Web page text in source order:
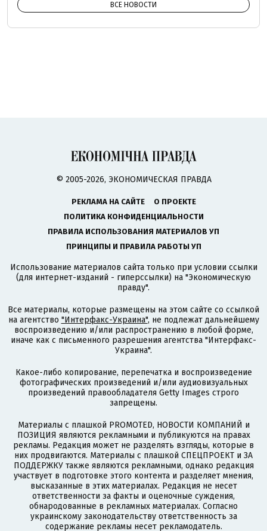
ВСЕ НОВОСТИ
© 2005-2026, ЭКОНОМИЧЕСКАЯ ПРАВДА
РЕКЛАМА НА САЙТЕ
О ПРОЕКТЕ
ПОЛИТИКА КОНФИДЕНЦИАЛЬНОСТИ
ПРАВИЛА ИСПОЛЬЗОВАНИЯ МАТЕРИАЛОВ УП
ПРИНЦИПЫ И ПРАВИЛА РАБОТЫ УП
Использование материалов сайта только при условии ссылки
(для интернет-изданий - гиперссылки) на "Экономическую
правду".
Все материалы, которые размещены на этом сайте со ссылкой
на агентство "Интерфакс-Украина", не подлежат дальнейшему
воспроизведению и/или распространению в любой форме,
иначе как с письменного разрешения агентства "Интерфакс-
Украина".
Какое-либо копирование, перепечатка и воспроизведение
фотографических произведений и/или аудиовизуальных
произведений правообладателя Getty Images строго
запрещены.
Материалы с плашкой PROMOTED, НОВОСТИ КОМПАНИЙ и
ПОЗИЦИЯ являются рекламными и публикуются на правах
рекламы. Редакция может не разделять взгляды, которые в
них продвигаются. Материалы с плашкой СПЕЦПРОЕКТ и ЗА
ПОДДЕРЖКУ также являются рекламными, однако редакция
участвует в подготовке этого контента и разделяет мнения,
высказанные в этих материалах. Редакция не несет
ответственности за факты и оценочные суждения,
обнародованные в рекламных материалах. Согласно
украинскому законодательству ответственность за
содержание рекламы несет рекламодатель.